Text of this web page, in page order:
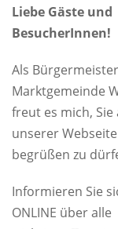
Liebe Gäste und
BesucherInnen!
Als
Marktgemeinde
freut es mich, Sie
unserer Webseite
begrüßen zu
Informieren Sie
ONLINE über alle